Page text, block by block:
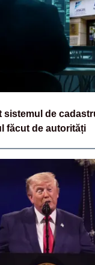
de
făcut de autorități